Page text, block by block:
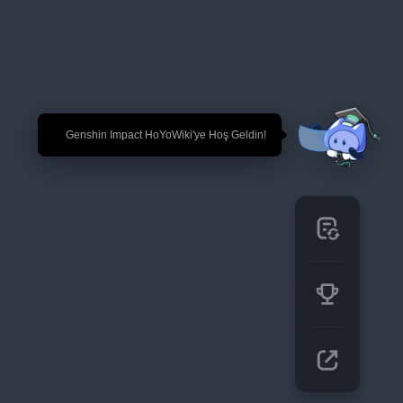
🎉 Genshin Impact HoYoWiki'ye Hoş Geldin!